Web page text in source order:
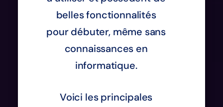
belles fonctionnalités
pour débuter, même sans
connaissances en
informatique.
Voici les principales